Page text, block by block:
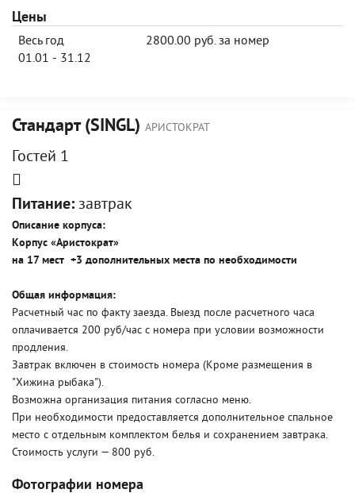
Цены
Весь год
01.01 - 31.12
2800.00 руб. за номер
Стандарт (SINGL) АРИСТОКРАТ
Гостей 1
Питание: завтрак
Описание корпуса:
Корпус «Аристократ»
на 17 мест +3 дополнительных места по необходимости
Общая информация:
Расчетный час по факту заезда. Выезд после расчетного часа
оплачивается 200 руб/час с номера при условии возможности
продления.
Завтрак включен в стоимость номера (Кроме размещения в
"Хижина рыбака").
Возможна организация питания согласно меню.
При необходимости предоставляется дополнительное спальное
место с отдельным комплектом белья и сохранением завтрака.
Стоимость услуги — 800 руб.
Фотографии номера